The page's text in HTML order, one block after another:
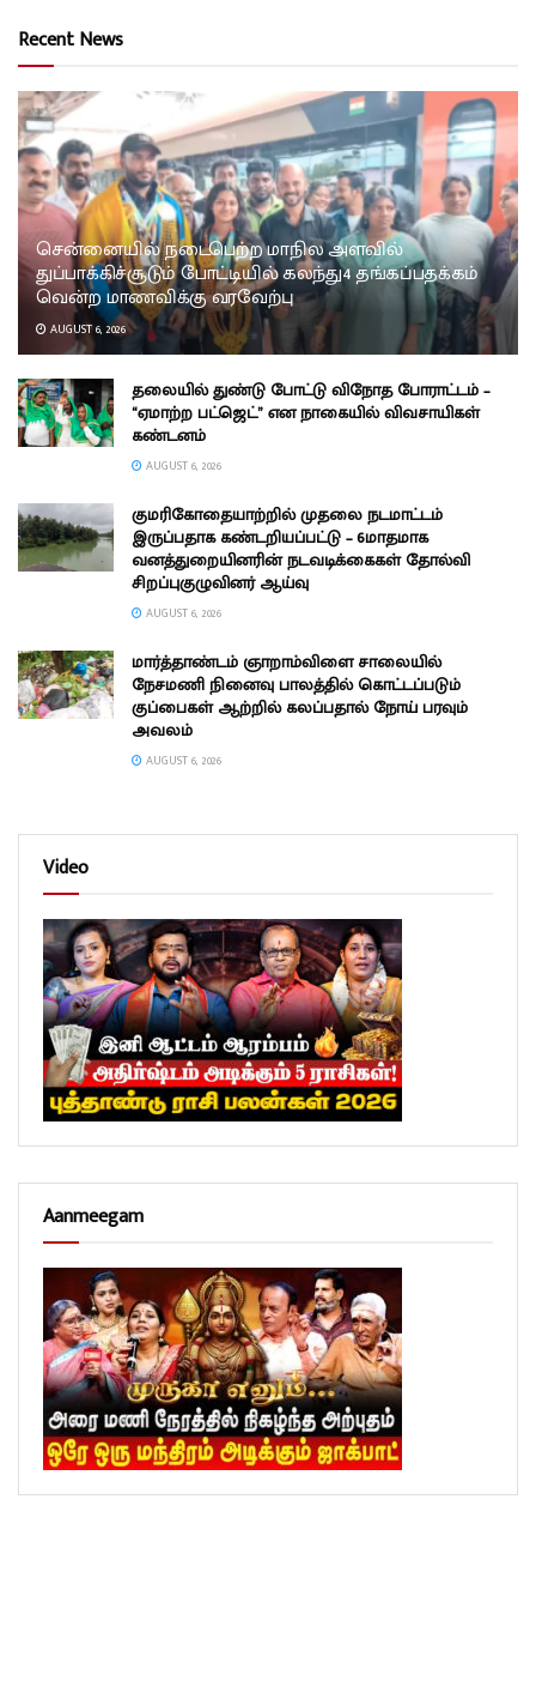
Recent News
சென்னையில் நடைபெற்ற மாநில அளவில்
துப்பாக்கிச்சூடும் போட்டியில் கலந்து4 தங்கப்பதக்கம்
வென்ற மாணவிக்கு வரவேற்பு
AUGUST 6, 2026
தலையில் துண்டு போட்டு விநோத போராட்டம் –
“ஏமாற்ற பட்ஜெட்” என நாகையில் விவசாயிகள்
கண்டனம்
AUGUST 6, 2026
குமரிகோதையாற்றில் முதலை நடமாட்டம்
இருப்பதாக கண்டறியப்பட்டு – 6மாதமாக
வனத்துறையினரின் நடவடிக்கைகள் தோல்வி
சிறப்புகுழுவினர் ஆய்வு
AUGUST 6, 2026
மார்த்தாண்டம் ஞாறாம்விளை சாலையில்
நேசமணி நினைவு பாலத்தில் கொட்டப்படும்
குப்பைகள் ஆற்றில் கலப்பதால் நோய் பரவும்
அவலம்
AUGUST 6, 2026
Video
Aanmeegam